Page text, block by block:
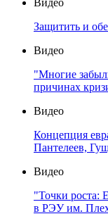
Видео
Защитить и
Видео
"Многие
причинах
Видео
Концепция
Пантелеев,
Видео
"Точки роста:
в РЭУ им.